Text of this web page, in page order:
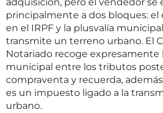
principalmente a dos bloques: el
en el IRPF y la plusvalía
transmite un terreno urbano. El
Notariado recoge expresamente
municipal entre los tributos
compraventa y recuerda,
es un impuesto ligado a la
urbano.